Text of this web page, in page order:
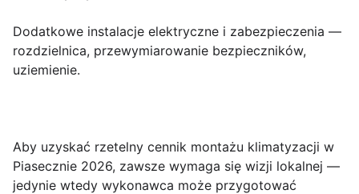
Dodatkowe instalacje elektryczne i zabezpieczenia —
rozdzielnica, przewymiarowanie bezpieczników,
uziemienie.
Aby uzyskać rzetelny cennik montażu klimatyzacji w
Piasecznie 2026, zawsze wymaga się wizji lokalnej —
jedynie wtedy wykonawca może przygotować